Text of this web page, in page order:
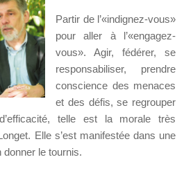
Partir de l’«indignez-vous»
pour aller à l’«engagez-
vous». Agir, fédérer, se
responsabiliser, prendre
conscience des menaces
et des défis, se regrouper
telle est la morale très
Elle s’est manifestée dans une
donner le tournis.